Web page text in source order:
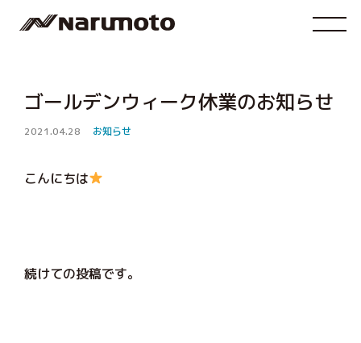
ゴールデンウィーク休業のお知らせ
2021.04.28 お知らせ
こんにちは
続けての投稿です。